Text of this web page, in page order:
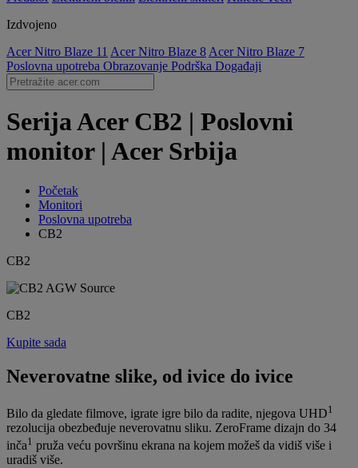
Izdvojeno
Acer Nitro Blaze 11 Acer Nitro Blaze 8 Acer Nitro Blaze 7
Poslovna upotreba Obrazovanje Podrška Događaji
Serija Acer CB2 | Poslovni
monitor | Acer Srbija
Početak
Monitori
Poslovna upotreba
CB2
CB2
CB2
Kupite sada
Neverovatne slike, od ivice do ivice
Bilo da gledate filmove, igrate igre bilo da radite, njegova UHD1
rezolucija obezbeđuje neverovatnu sliku. ZeroFrame dizajn do 34
inča1 pruža veću površinu ekrana na kojem možeš da vidiš više i
uradiš više.